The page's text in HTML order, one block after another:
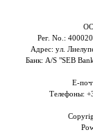
Рег. No.:
Адрес: ул.
Банк: A/S "SEB
E-
Телефоны: